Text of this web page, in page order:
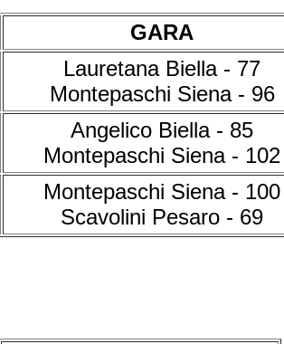
GARA
Lauretana Biella - 77
Montepaschi Siena - 96
Angelico Biella - 85
Montepaschi Siena - 102
Montepaschi Siena - 100
Scavolini Pesaro - 69